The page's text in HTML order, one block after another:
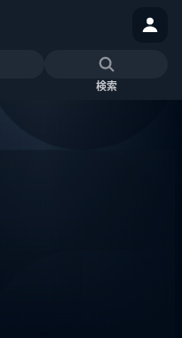
検索